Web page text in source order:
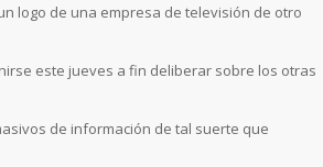
logo de una empresa de televisión de otro
este jueves a fin deliberar sobre los otras
de información de tal suerte que